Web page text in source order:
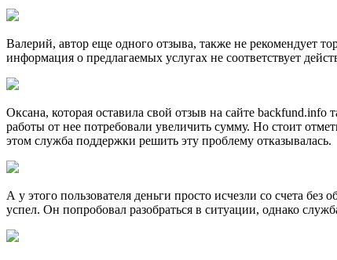
Валерий, автор еще одного отзыва, также не рекомендует
информация о предлагаемых услугах не соответствует
Оксана, которая оставила свой отзыв на сайте
работы от нее потребовали увеличить сумму. Но стоит
этом служба поддержки решить эту проблему отказывалась.
А у этого пользователя деньги просто исчезли со счета
успел. Он попробовал разобраться в ситуации, однако